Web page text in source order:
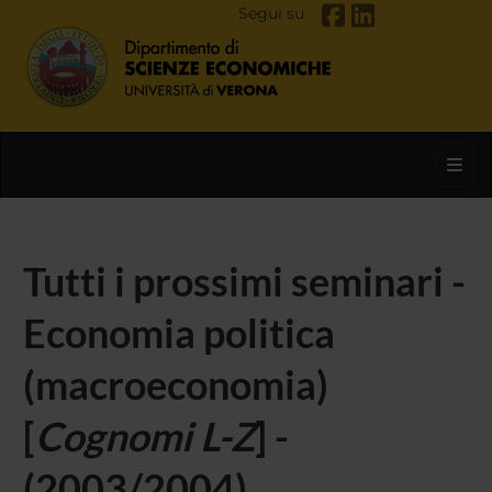
Segui su
Tutti i prossimi seminari -
Economia politica
(macroeconomia)
[Cognomi L-Z] -